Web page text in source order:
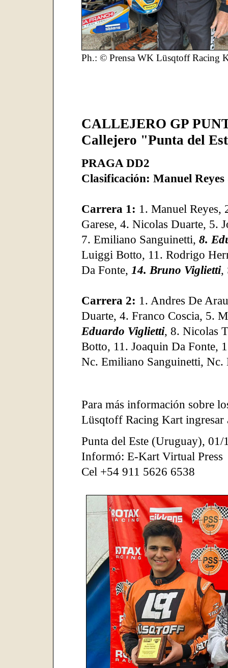
Ph.: © Prensa WK Lüsqtoff Racing
CALLEJERO GP
Callejero "Punta del
PRAGA DD2
Clasificación: Manuel Reyes
Carrera 1: 1. Manuel Reyes,
Garese, 4. Nicolas Duarte, 5.
7. Emiliano Sanguinetti, 8.
Luiggi Botto, 11. Rodrigo
Da Fonte, 14. Bruno Viglietti,
Carrera 2: 1. Andres De
Duarte, 4. Franco Coscia, 5.
Eduardo Viglietti, 8. Nicolas
Botto, 11. Joaquin Da Fonte,
Nc. Emiliano Sanguinetti,
Para más información sobre
Lüsqtoff Racing Kart
Punta del Este (Uruguay), 01/
Informó: E-Kart Virtual Press
Cel +54 911 5626 6538